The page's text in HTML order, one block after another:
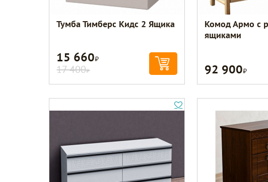
Тумба Тимберс Кидс 2 Ящика
15 660Р
17 400Р
Комод Армо с
ящиками
92 900Р